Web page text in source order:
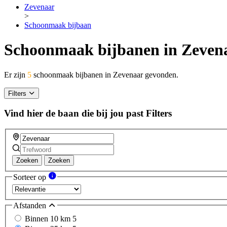
Zevenaar
>
Schoonmaak bijbaan
Schoonmaak bijbanen in
Er zijn 5 schoonmaak bijbanen in Zevenaar gevonden.
Filters
Vind hier de baan die bij jou past Filters
Zoeken Zoeken
Sorteer op
Afstanden
Binnen 10 km 5